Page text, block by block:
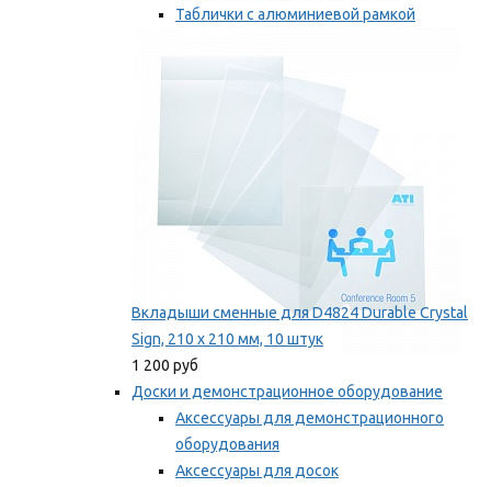
Таблички с алюминиевой рамкой
Вкладыши сменные для D4824 Durable Crystal
Sign, 210 x 210 мм, 10 штук
1 200 руб
Доски и демонстрационное оборудование
Аксессуары для демонстрационного
оборудования
Аксессуары для досок